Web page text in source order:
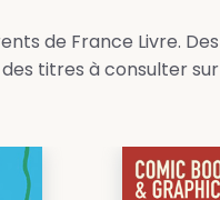
de France Livre. Des
titres à consulter sur